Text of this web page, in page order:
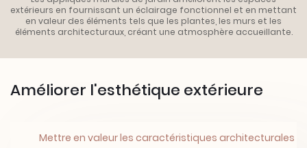
extérieurs en fournissant un éclairage fonctionnel et en mettant
en valeur des éléments tels que les plantes, les murs et les
éléments architecturaux, créant une atmosphère accueillante.
Améliorer l'esthétique extérieure
Mettre en valeur les caractéristiques architecturales